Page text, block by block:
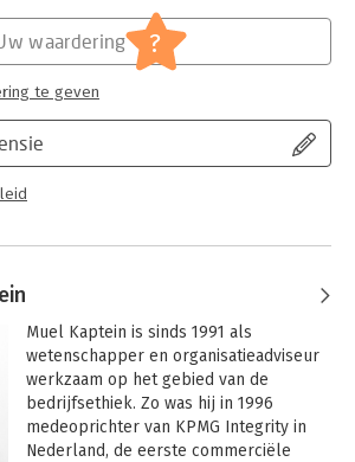
waardering ?
te geven
Muel Kaptein is sinds 1991 als
wetenschapper en organisatieadviseur
werkzaam op het gebied van de
bedrijfsethiek. Zo was hij in 1996
medeoprichter van KPMG Integrity in
Nederland, de eerste commerciële